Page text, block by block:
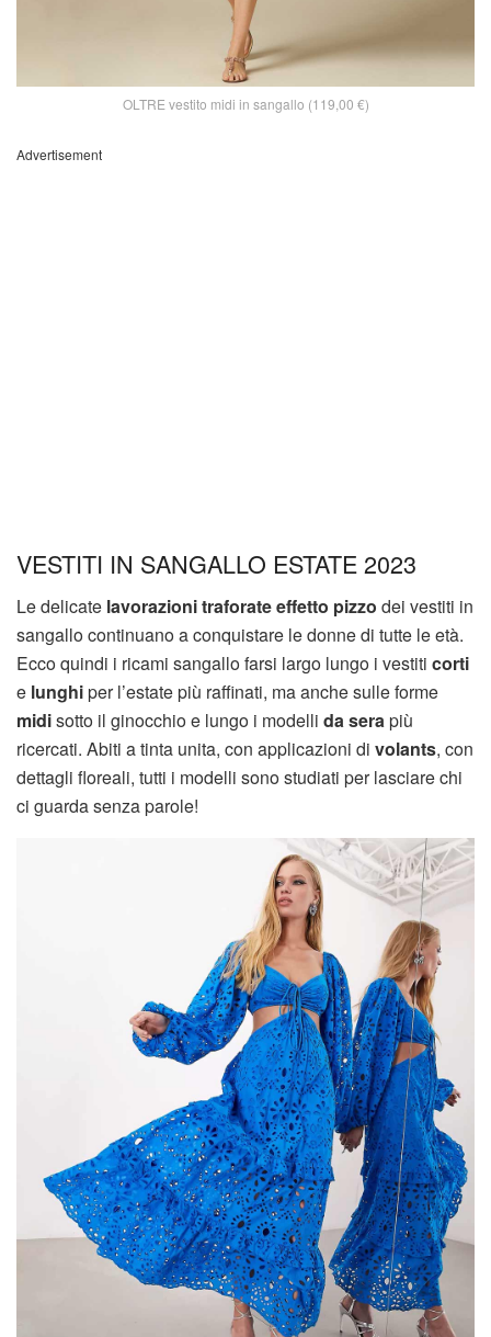
OLTRE vestito midi in sangallo (119,00 €)
Advertisement
VESTITI IN SANGALLO ESTATE 2023
Le delicate lavorazioni traforate effetto pizzo dei vestiti in
sangallo continuano a conquistare le donne di tutte le età.
Ecco quindi i ricami sangallo farsi largo lungo i vestiti corti
e lunghiper l’estate più raffinati, ma anche sulle forme
midisotto il ginocchio e lungo i modelli da serapiù
ricercati. Abiti a tinta unita, con applicazioni di volants, con
dettagli floreali, tutti i modelli sono studiati per lasciare chi
ci guarda senza parole!